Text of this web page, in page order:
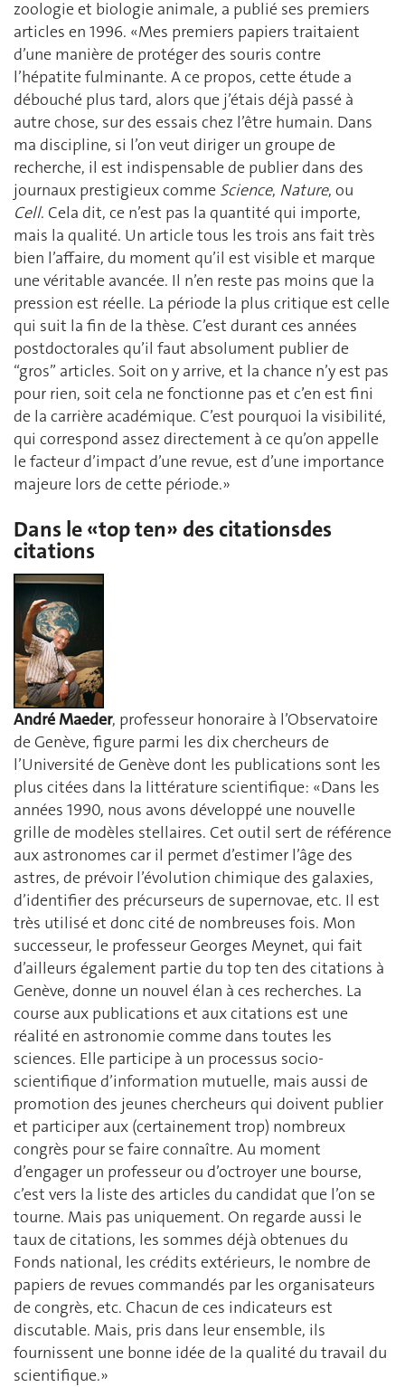
zoologie et biologie animale, a publié ses premiers
articles en 1996. «Mes premiers papiers traitaient
d’une manière de protéger des souris contre
l’hépatite fulminante. A ce propos, cette étude a
débouché plus tard, alors que j’étais déjà passé à
autre chose, sur des essais chez l’être humain. Dans
ma discipline, si l’on veut diriger un groupe de
recherche, il est indispensable de publier dans des
journaux prestigieux comme Science, Nature, ou
Cell. Cela dit, ce n’est pas la quantité qui importe,
mais la qualité. Un article tous les trois ans fait très
bien l’affaire, du moment qu’il est visible et marque
une véritable avancée. Il n’en reste pas moins que la
pression est réelle. La période la plus critique est celle
qui suit la fin de la thèse. C’est durant ces années
postdoctorales qu’il faut absolument publier de
“gros” articles. Soit on y arrive, et la chance n’y est pas
pour rien, soit cela ne fonctionne pas et c’en est fini
de la carrière académique. C’est pourquoi la visibilité,
qui correspond assez directement à ce qu’on appelle
le facteur d’impact d’une revue, est d’une importance
majeure lors de cette période.»
Dans le «top ten» des citationsdes
citations
André Maeder, professeur honoraire à l’Observatoire
de Genève, figure parmi les dix chercheurs de
l’Université de Genève dont les publications sont les
plus citées dans la littérature scientifique: «Dans les
années 1990, nous avons développé une nouvelle
grille de modèles stellaires. Cet outil sert de référence
aux astronomes car il permet d’estimer l’âge des
astres, de prévoir l’évolution chimique des galaxies,
d’identifier des précurseurs de supernovae, etc. Il est
très utilisé et donc cité de nombreuses fois. Mon
successeur, le professeur Georges Meynet, qui fait
d’ailleurs également partie du top ten des citations à
Genève, donne un nouvel élan à ces recherches. La
course aux publications et aux citations est une
réalité en astronomie comme dans toutes les
sciences. Elle participe à un processus socio-
scientifique d’information mutuelle, mais aussi de
promotion des jeunes chercheurs qui doivent publier
et participer aux (certainement trop) nombreux
congrès pour se faire connaître. Au moment
d’engager un professeur ou d’octroyer une bourse,
c’est vers la liste des articles du candidat que l’on se
tourne. Mais pas uniquement. On regarde aussi le
taux de citations, les sommes déjà obtenues du
Fonds national, les crédits extérieurs, le nombre de
papiers de revues commandés par les organisateurs
de congrès, etc. Chacun de ces indicateurs est
discutable. Mais, pris dans leur ensemble, ils
fournissent une bonne idée de la qualité du travail du
scientifique.»